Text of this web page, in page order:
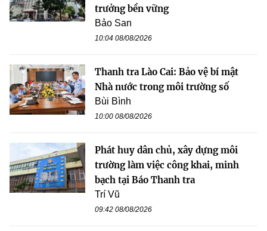
trưởng bền vững
Bảo San
10:04 08/08/2026
Thanh tra Lào Cai: Bảo vệ bí mật
Nhà nước trong môi trường số
Bùi Bình
10:00 08/08/2026
Phát huy dân chủ, xây dựng môi
trường làm việc công khai, minh
bạch tại Báo Thanh tra
Trí Vũ
09:42 08/08/2026